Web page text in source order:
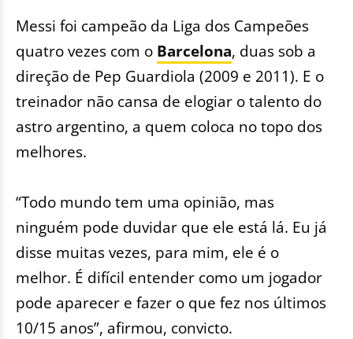
Messi foi campeão da Liga dos Campeões
quatro vezes com o Barcelona, duas sob a
direção de Pep Guardiola (2009 e 2011). E o
treinador não cansa de elogiar o talento do
astro argentino, a quem coloca no topo dos
melhores.
“Todo mundo tem uma opinião, mas
ninguém pode duvidar que ele está lá. Eu já
disse muitas vezes, para mim, ele é o
melhor. É difícil entender como um jogador
pode aparecer e fazer o que fez nos últimos
10/15 anos”, afirmou, convicto.